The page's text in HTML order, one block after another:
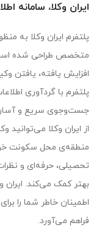
ایران وکلا، سامانه
پلتفرم ایران وکلا به
متخصص طراحی شده
افزایش یافته، یافتن
پلتفرم با گردآوری
جست‌وجوی سریع و آسان
از ایران وکلا
منطقه‌ی محل سکونت
تحصیلی، حرفه‌ای و
بهتر کمک می‌کند. ایران
اطمینان خاطر شما را
فراهم می‌آورد.